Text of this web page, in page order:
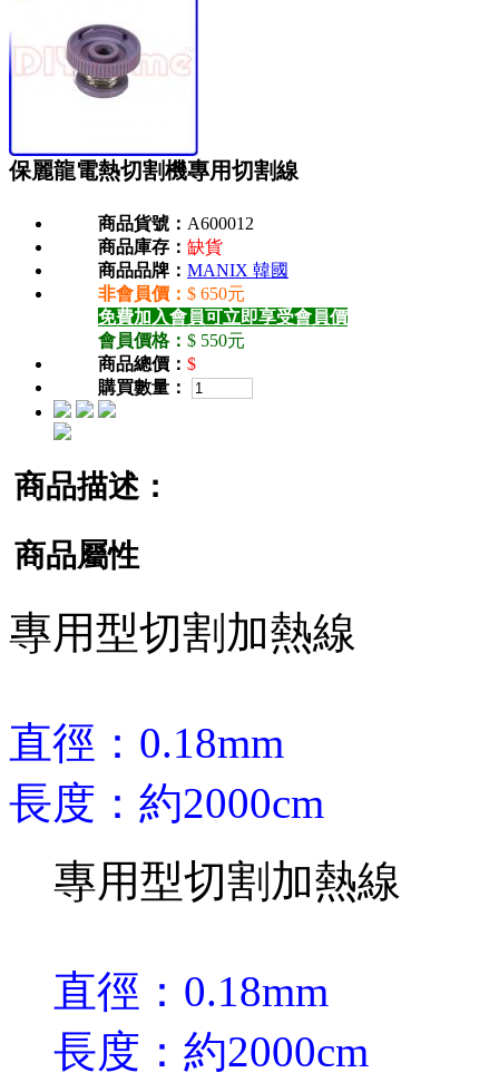
保麗龍電熱切割機專用切割線
商品貨號： A600012
商品庫存： 缺貨
商品品牌： MANIX 韓國
非會員價： $ 650元
免費加入會員可立即享受會員價
會員價格： $ 550元
商品總價： $
購買數量：
商品描述：
商品屬性
專用型切割加熱線
直徑：0.18mm
長度：約2000cm
專用型切割加熱線
直徑：0.18mm
長度：約2000cm